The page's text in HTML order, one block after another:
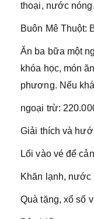
thoại, nước nóng.
Buôn Mê Thuột:
Ăn ba bữa một
khóa học, món
phương. Nếu
ngoại trừ:
Giải thích và
Lối vào vé để
Khăn lạnh, nước
Quà tặng, xổ số